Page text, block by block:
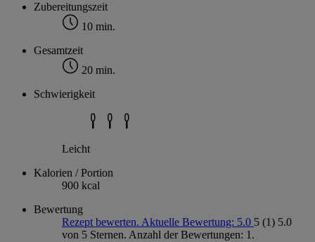
Zubereitungszeit
10 min.
Gesamtzeit
20 min.
Schwierigkeit
Leicht
Kalorien / Portion
900 kcal
Bewertung
Rezept bewerten. Aktuelle Bewertung: 5.0 5 (1) 5.0
von 5 Sternen. Anzahl der Bewertungen: 1.